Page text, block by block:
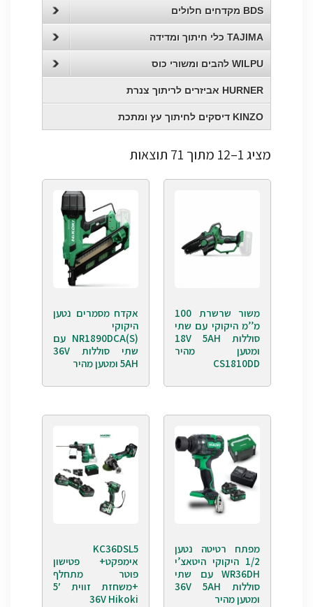
BDS מקדחים חלולים
TAJIMA כלי חיתוך ומדידה
WILPU להבים ומשורי כוס
HURNER אביזרים לריתוך צנרת
KINZO דיסקים לחיתוך עץ ומתכת
מציג 1–12 מתוך 71 תוצאות
משור שרשרת 100
מ’’מ היקוקי עם שתי
סוללות 18V 5AH
ומטען מהיר
CS1810DD
אקדח מסמרים נטען
היקוקי
NR1890DCA(S) עם
שתי סוללות 36V
5AH ומטען מהיר
מפתח רטיטה נטען
1/2 היקוקי היטאצ’י
WR36DH עם שתי
סוללות 36V 5AH
ומטען מהיר
KC36DSL5
אימפקט+ פטישון
פוטר מתחלף
+משחזת זווית 5′
36V Hikoki